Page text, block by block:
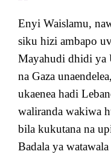
Enyi Waislamu,
siku hizi ambapo
Mayahudi dhidi ya
na Gaza
ukaenea hadi
waliranda wakiwa
bila kukutana na
Badala ya